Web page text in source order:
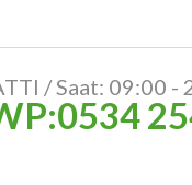
/ Saat: 09:00 -